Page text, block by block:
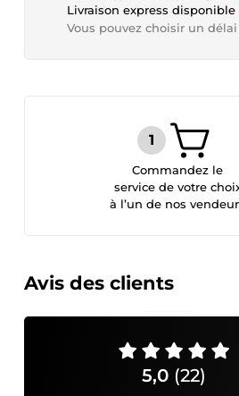
Livraison express disponible
Vous pouvez choisir un
Commandez le
service de votre
à l’un de nos
Avis des clients
5,0 (22)